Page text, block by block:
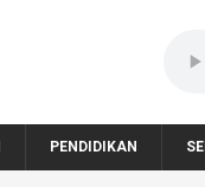
PENDIDIKAN